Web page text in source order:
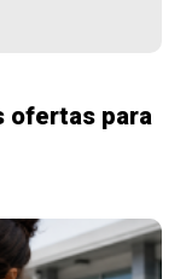
ofertas para